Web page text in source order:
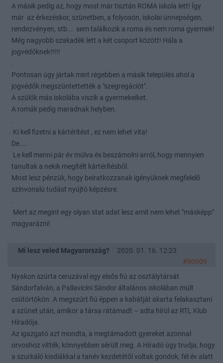
A másik pedig az, hogy most már tisztán ROMA iskola lett! Így
már az érkezéskor, szünetben, a folyosón, iskolai ünnepségen,
rendezvényen, stb... sem találkozik a roma és nem roma gyermek!
Még nagyobb szakadék lett a két csoport között! Hála a
jogvédőknek!!!!!
.
Pontosan úgy jártak mint régebben a másik település ahol a
jogvédők megszüntettették a "szegregációt".
A szülők más iskolába viszik a gyermekeiket.
A romák pedig maradnak helyben.
.
Ki kell fizetni a kártérítést , ez nem lehet vita!
De....
Le kell menni pár év múlva és beszámolni arról, hogy mennyien
tanultak a nekik megítélt kártérítésből.
Most lesz pénzük, hogy beiratkozzanak igényüknek megfelelő
színvonalú tudást nyújtó képzésre.
.
Mert az megint egy olyan stat adat lesz amit nem lehet "másképp"
magyarázni!
Mi lesz veled Magyarország?
2020. 01. 16. 12:23
#80609
Nyakon szúrta ceruzával egy elsős fiú az osztálytársát
Sándorfalván, a Pallavicini Sándor általános iskolában múlt
csütörtökön. A megszúrt fiú éppen a kabátját akarta felakasztani
a szünet után, amikor a társa rátámadt – adta hírül az RTL Klub
Híradója.
Az igazgató azt mondta, a megtámadott gyereket azonnal
orvoshoz vitték, könnyebben sérült meg. A Híradó úgy trudja, hogy
a szurkáló kisdiákkal a tanév kezdetétől voltak gondok, fél év alatt